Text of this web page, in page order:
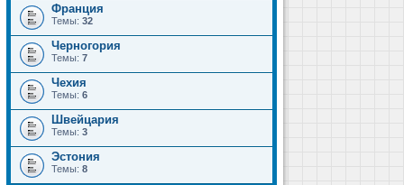
Франция
Темы: 32
Черногория
Темы: 7
Чехия
Темы: 6
Швейцария
Темы: 3
Эстония
Темы: 8